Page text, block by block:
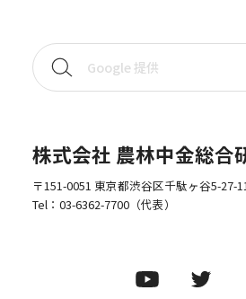
株式会社 農林中金総合
〒151-0051 東京都渋谷区千駄ヶ谷5-27-
Tel： 03-6362-7700（代表）